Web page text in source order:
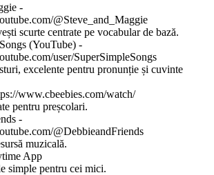
-
@Steve_and_Maggie
scurte centrate pe vocabular de bază.
(YouTube) -
user/SuperSimpleSongs
excelente pentru pronunție și cuvinte
www.cbeebies.com/watch/
pentru preșcolari.
-
@DebbieandFriends
muzicală.
App
simple pentru cei mici.